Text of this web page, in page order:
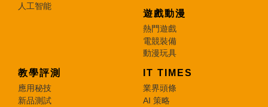
人工智能
遊戲動漫
熱門遊戲
電競裝備
動漫玩具
教學評測
應用秘技
新品測試
IT TIMES
業界頭條
AI 策略